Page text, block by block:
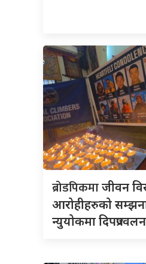
ब्रोडपिकमाजीवन
आरोहीहरुको
न्युयोकमा